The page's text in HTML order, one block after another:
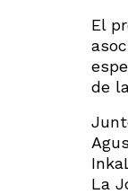
El
de
La